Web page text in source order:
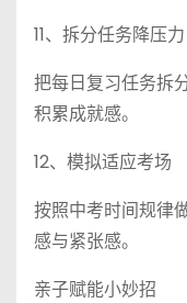
11、拆分任务降压力
把每日复习任务拆
积累成就感。
12、模拟适应考场
按照中考时间规律
感与紧张感。
亲子赋能小妙招